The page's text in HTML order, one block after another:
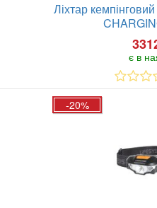
Ліхтар
є в
-20%